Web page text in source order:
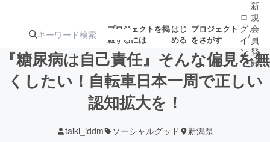
プロジェクトを掲
載するには
はじ
める
プロジェクト
をさがす
注目の新着プロ募集終了が近いプ
ロジェクト
ロ
グ
イ
ン
/
新
規
会
員
登
録
『糖尿病は自己責任』そんな偏見を無
くしたい！自転車日本一周で正しい
認知拡大を！
taiki_iddm ソーシャルグッド 新潟県